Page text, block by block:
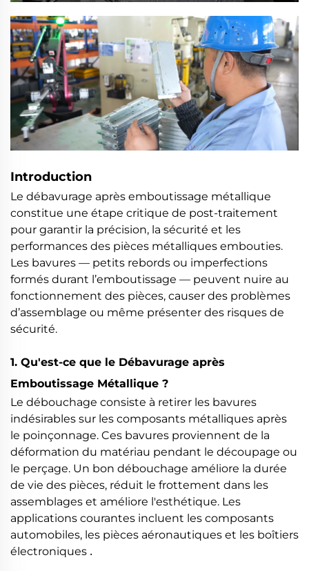
Introduction
Le débavurage après emboutissage métallique
constitue une étape critique de post-traitement
pour garantir la précision, la sécurité et les
performances des pièces métalliques embouties.
Les bavures — petits rebords ou imperfections
formés durant l’emboutissage — peuvent nuire au
fonctionnement des pièces, causer des problèmes
d’assemblage ou même présenter des risques de
sécurité.
1. Qu'est-ce que le Débavurage après
Emboutissage Métallique ?
Le débouchage consiste à retirer les bavures
indésirables sur les composants métalliques après
le poinçonnage. Ces bavures proviennent de la
déformation du matériau pendant le découpage ou
le perçage. Un bon débouchage améliore la durée
de vie des pièces, réduit le frottement dans les
assemblages et améliore l'esthétique. Les
applications courantes incluent les composants
automobiles, les pièces aéronautiques et les boîtiers
électroniques .